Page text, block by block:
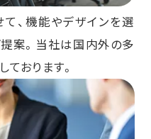
、機能やデザインを選
案。当社は国内外の多
おります。